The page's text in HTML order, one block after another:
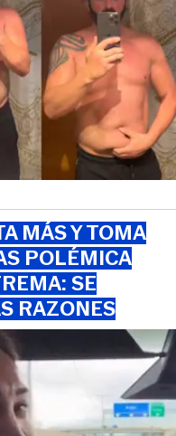
MÁS Y TOMA
POLÉMICA
SE
RAZONES